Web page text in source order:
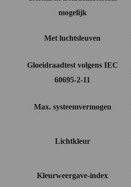
mogelijk
Met luchtsleuven
Gloeidraadtest volgens IEC
60695-2-11
Max. systeemvermogen
Lichtkleur
Kleurweergave-index